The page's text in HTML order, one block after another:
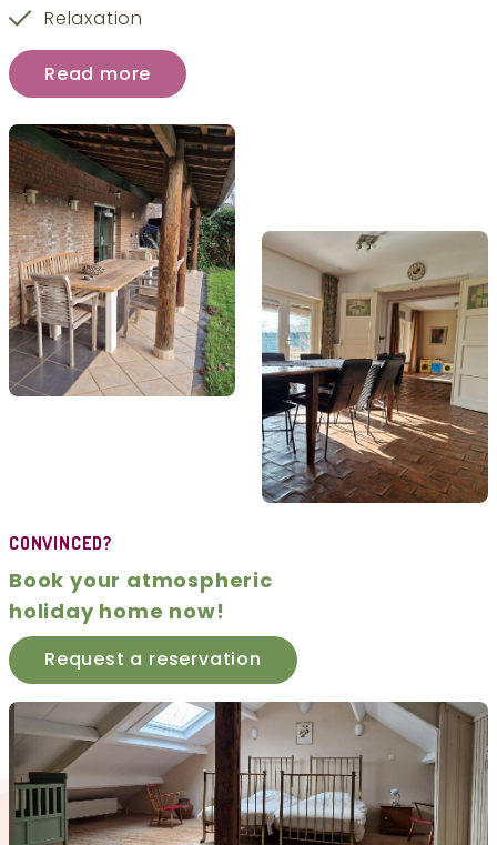
Relaxation
Read more
CONVINCED?
Book your atmospheric
holiday home now!
Request a reservation